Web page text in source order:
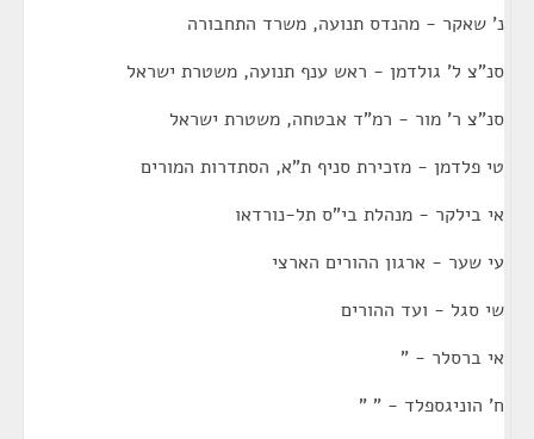
נ' שאקר - מהנדס תנועה, משרד התחבורה
סנ"צ ל' גולדמן - ראש ענף תנועה, משטרת ישראל
סנ"צ ר' מור - רמ"ד אבטחה, משטרת ישראל
טי פלדמן - מזכירת סניף ת"א, הסתדרות המורים
אי בילקר - מנהלת בי"ס תל-נורדאו
עי שער - ארגון ההורים הארצי
שי סגל - ועד ההורים
אי ברסלר - "
ח' הוניגספלד - " "